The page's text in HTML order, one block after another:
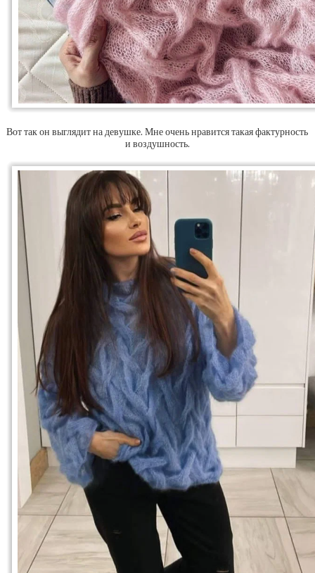
Вот так он выглядит на девушке. Мне очень нравится такая фактурность
и воздушность.